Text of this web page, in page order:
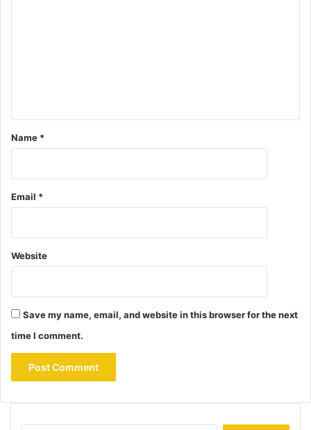
Name *
Email *
Website
Save my name, email, and website in this browser for the next
time I comment.